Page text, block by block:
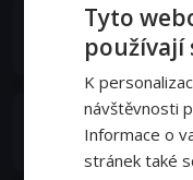
Hsueh Ya-chih
Chou Fan
Tyto
používají
K
návštěvnosti
Informace o
stránek také